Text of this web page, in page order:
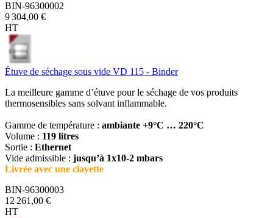
BIN-96300002
9 304,00 €
HT
Étuve de séchage sous vide VD 115 - Binder
La meilleure gamme d’étuve pour le séchage de vos produits
thermosensibles sans solvant inflammable.
Gamme de température : ambiante +9°C … 220°C
Volume : 119 litres
Sortie : Ethernet
Vide admissible : jusqu’à 1x10-2 mbars
Livrée avec une clayette
BIN-96300003
12 261,00 €
HT